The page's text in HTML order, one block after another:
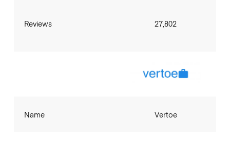
Reviews 27,802
Name Vertoe